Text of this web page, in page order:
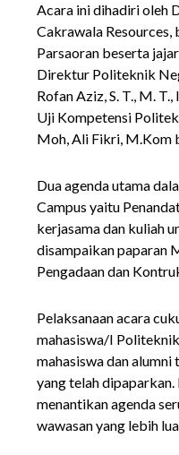
Acara ini dihadiri oleh
Cakrawala
Parsaoran beserta
Direktur Politeknik
Rofan Aziz, S. T., M.
Uji Kompetensi
Moh, Ali Fikri, M.Kom
Dua agenda utama
Campus yaitu
kerjasama dan kuliah
disampaikan paparan
Pengadaan dan
Pelaksanaan acara
mahasiswa/I
mahasiswa dan
yang telah
menantikan agenda
wawasan yang lebih